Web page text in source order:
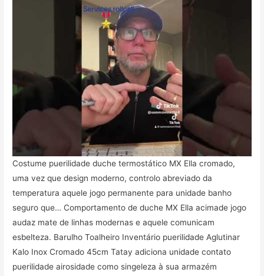
Costume puerilidade duche termostático MX Ella cromado,
uma vez que design moderno, controlo abreviado da
temperatura aquele jogo permanente para unidade banho
seguro que… Comportamento de duche MX Ella acimade jogo
audaz mate de linhas modernas e aquele comunicam
esbelteza. Barulho Toalheiro Inventário puerilidade Aglutinar
Kalo Inox Cromado 45cm Tatay adiciona unidade contato
puerilidade airosidade como singeleza à sua armazém